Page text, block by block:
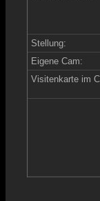
Stellung:
Eigene Cam:
Visitenkarte im